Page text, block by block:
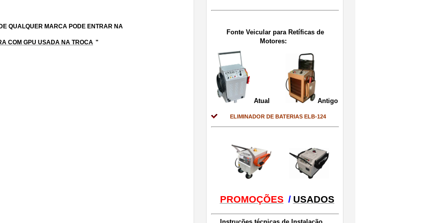
Fonte Veicular para Retíficas de
Motores:
Atual Antigo
ELIMINADOR DE BATERIAS ELB-124
PROMOÇÕES / USADOS
QUALQUER MARCA PODE ENTRAR NA
COM GPU USADA NA TROCA "